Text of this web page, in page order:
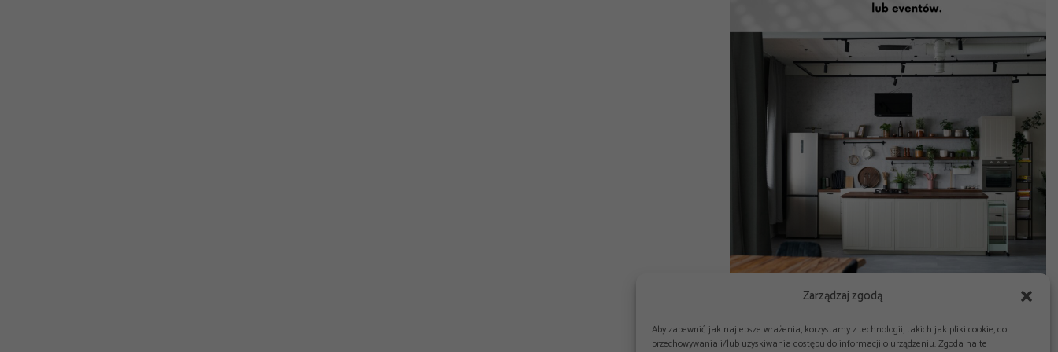
Zarządzaj zgodą
Aby zapewnić jak najlepsze wrażenia, korzystamy z technologii, takich jak pliki cookie, do
przechowywania i/lub uzyskiwania dostępu do informacji o urządzeniu. Zgoda na te